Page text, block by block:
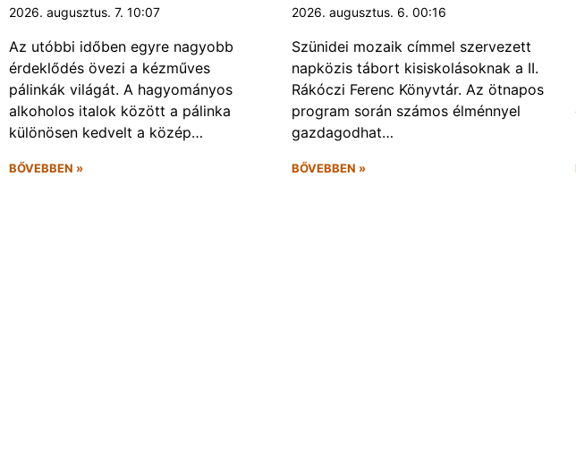
2026. augusztus. 7. 10:07
Az utóbbi időben egyre nagyobb
érdeklődés övezi a kézműves
pálinkák világát. A hagyományos
alkoholos italok között a pálinka
különösen kedvelt a közép…
BŐVEBBEN »
2026. augusztus. 6. 00:16
Szünidei mozaik címmel szervezett
napközis tábort kisiskolásoknak a II.
Rákóczi Ferenc Könyvtár. Az ötnapos
program során számos élménnyel
gazdagodhat…
BŐVEBBEN »